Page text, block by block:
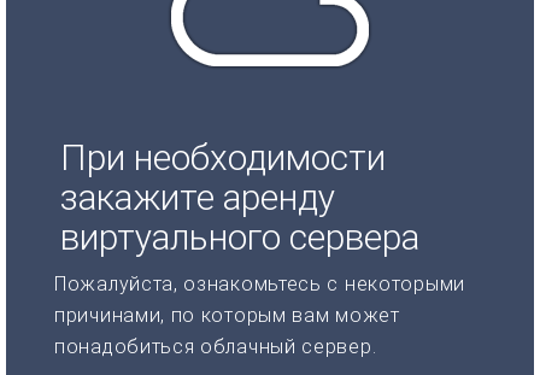
При необходимости
закажите аренду
виртуального сервера
Пожалуйста, ознакомьтесь с некоторыми
причинами, по которым вам может
понадобиться облачный сервер.